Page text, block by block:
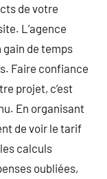
de votre
L’agence
de temps
Faire confiance
projet, c’est
En organisant
de voir le tarif
calculs
oubliées,